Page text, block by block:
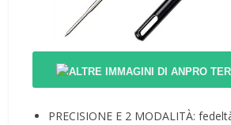
PRECISIONE E 2 MODALITÀ: